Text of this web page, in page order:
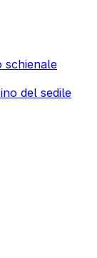
schienale
del sedile